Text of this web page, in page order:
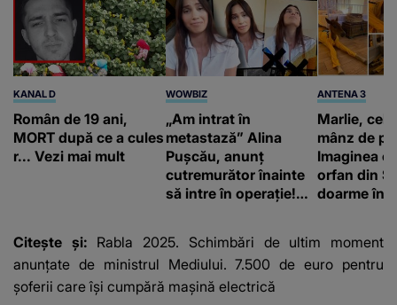
KANAL D
Român de 19 ani,
MORT după ce a cules
r... Vezi mai mult
WOWBIZ
„Am intrat în
metastază” Alina
Pușcău, anunț
cutremurător înainte
să intre în operație!
fanilor
ANTENA 3
Marlie, cel
mânz de
Imaginea
orfan din
doarme în
Citește și: Rabla 2025. Schimbări de ultim moment
anunțate de ministrul Mediului. 7.500 de euro pentru
șoferii care își cumpără mașină electrică